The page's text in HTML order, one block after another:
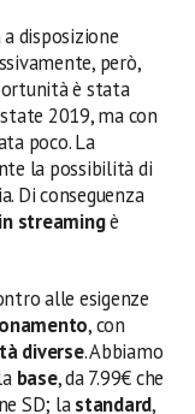
disposizione
però,
è stata
2019, ma con
poco. La
la possibilità di
Di conseguenza
streamingè
alle esigenze
, con
diverse. Abbiamo
base, da 7.99€ che
SD; la standard,